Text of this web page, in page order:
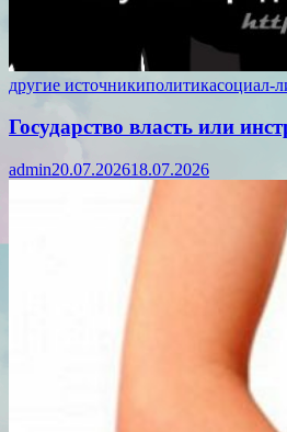
другие источникиполитикасоциал-
Государство власть или
admin20.07.202618.07.2026